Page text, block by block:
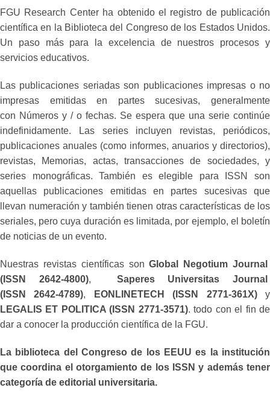
FGU Research Center ha obtenido el registro de publicación
científica en la Biblioteca del Congreso de los Estados Unidos.
Un paso más para la excelencia de nuestros procesos y
servicios educativos.
Las publicaciones seriadas son publicaciones impresas o no
impresas emitidas en partes sucesivas, generalmente
con Números y / o fechas. Se espera que una serie continúe
indefinidamente. Las series incluyen revistas, periódicos,
publicaciones anuales (como informes, anuarios y directorios),
revistas, Memorias, actas, transacciones de sociedades, y
series monográficas. También es elegible para ISSN son
aquellas publicaciones emitidas en partes sucesivas que
llevan numeración y también tienen otras características de los
seriales, pero cuya duración es limitada, por ejemplo, el boletín
de noticias de un evento.
Nuestras revistas científicas sonGlobal Negotium Journal
(ISSN 2642-4800),
Saperes Universitas Journal
(ISSN 2642-4789), EONLINETECH (ISSN 2771-361X)y
LEGALIS ET POLITICA (ISSN 2771-3571). todo con el fin de
dar a conocer la producción científica de la FGU.
La biblioteca del Congreso de los EEUU es la institución
que coordina el otorgamiento de los ISSN y además tener
categoría de editorial universitaria.